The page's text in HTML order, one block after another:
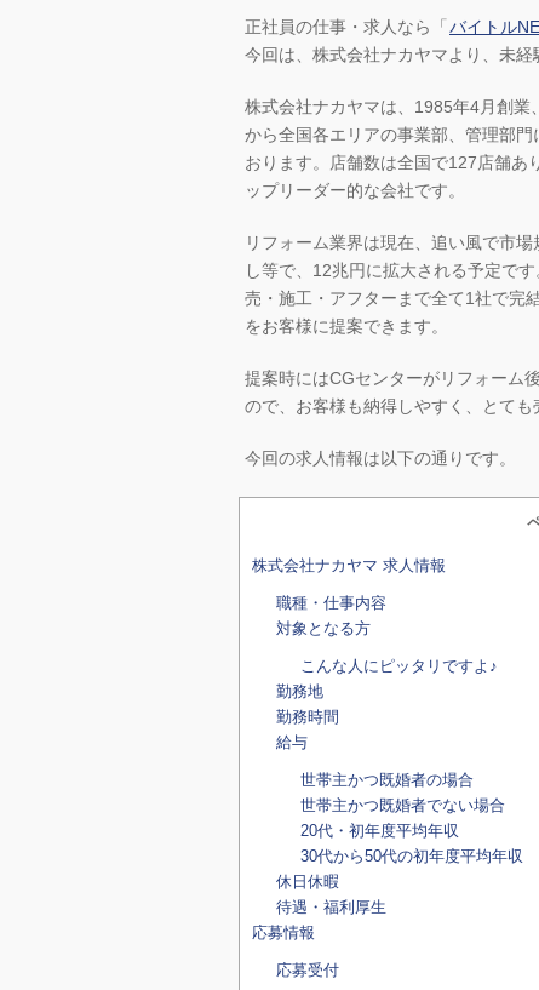
正社員の仕事・求人なら「 バイトル
今回は、株式会社ナカヤマより、未経
株式会社ナカヤマは、1985年4月創
から全国各エリアの事業部、管理部
おります。店舗数は全国で127店舗あ
ップリーダー的な会社です。
リフォーム業界は現在、追い風で市
し等で、12兆円に拡大される予定で
売・施工・アフターまで全て1社で完
をお客様に提案できます。
提案時にはCGセンターがリフォーム
ので、お客様も納得しやすく、とても
今回の求人情報は以下の通りです。
株式会社ナカヤマ 求人情報
職種・仕事内容
対象となる方
こんな人にピッタリですよ♪
勤務地
勤務時間
給与
世帯主かつ既婚者の場合
世帯主かつ既婚者でない場合
20代・初年度平均年収
30代から50代の初年度平均年収
休日休暇
待遇・福利厚生
応募情報
応募受付